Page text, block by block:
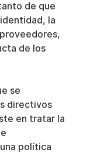
de que
la
de los
se
directivos
en tratar la
política